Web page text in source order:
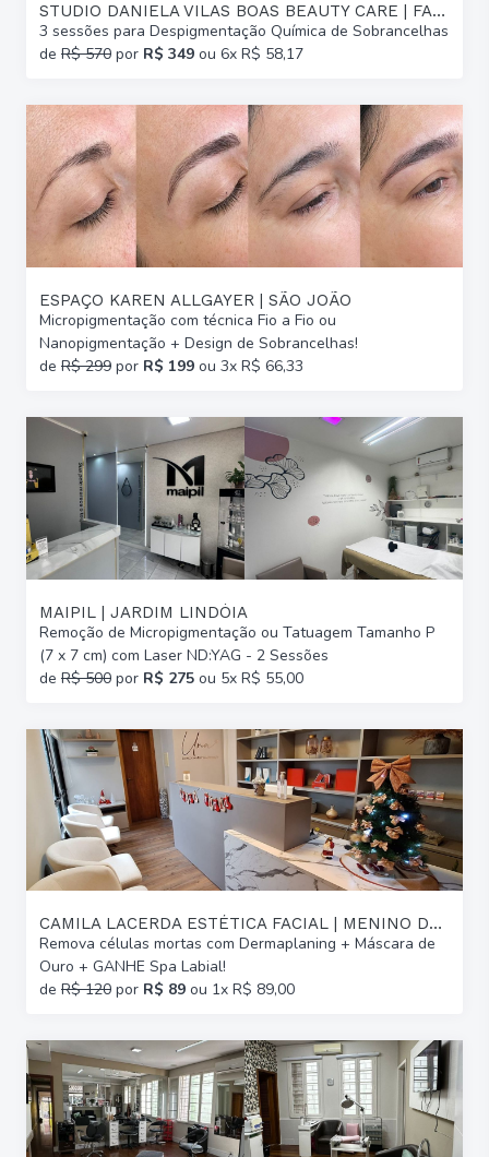
STUDIO DANIELA VILAS BOAS BEAUTY CARE | FARROUPILHA
3 sessões para Despigmentação Química de Sobrancelhas
de R$ 570 por R$ 349 ou 6x R$ 58,17
ESPAÇO KAREN ALLGAYER | SÃO JOÃO
Micropigmentação com técnica Fio a Fio ou
Nanopigmentação + Design de Sobrancelhas!
de R$ 299 por R$ 199 ou 3x R$ 66,33
MAIPIL | JARDIM LINDÓIA
Remoção de Micropigmentação ou Tatuagem Tamanho P
(7 x 7 cm) com Laser ND:YAG - 2 Sessões
de R$ 500 por R$ 275 ou 5x R$ 55,00
CAMILA LACERDA ESTÉTICA FACIAL | MENINO DEUS
Remova células mortas com Dermaplaning + Máscara de
Ouro + GANHE Spa Labial!
de R$ 120 por R$ 89 ou 1x R$ 89,00